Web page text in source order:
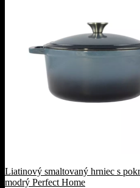
Liatinový smaltovaný hrniec s
modrý Perfect Home